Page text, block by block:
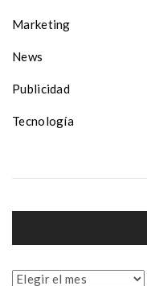
Marketing
News
Publicidad
Tecnología
Archivos